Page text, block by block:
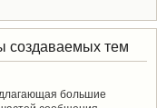
создаваемых тем
большие